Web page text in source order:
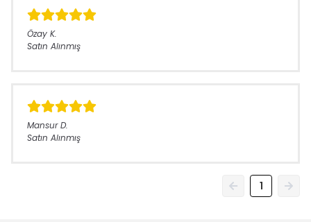
Özay K.
Satın Alınmış
Mansur D.
Satın Alınmış
1